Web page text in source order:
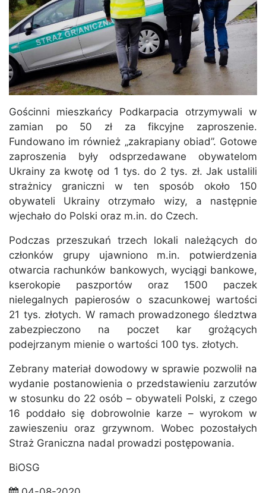
Gościnni mieszkańcy Podkarpacia otrzymywali w
zamian po 50 zł za fikcyjne zaproszenie.
Fundowano im również „zakrapiany obiad”. Gotowe
zaproszenia były odsprzedawane obywatelom
Ukrainy za kwotę od 1 tys. do 2 tys. zł. Jak ustalili
strażnicy graniczni w ten sposób około 150
obywateli Ukrainy otrzymało wizy, a następnie
wjechało do Polski oraz m.in. do Czech.
Podczas przeszukań trzech lokali należących do
członków grupy ujawniono m.in. potwierdzenia
otwarcia rachunków bankowych, wyciągi bankowe,
kserokopie paszportów oraz 1500 paczek
nielegalnych papierosów o szacunkowej wartości
21 tys. złotych. W ramach prowadzonego śledztwa
zabezpieczono na poczet kar grożących
podejrzanym mienie o wartości 100 tys. złotych.
Zebrany materiał dowodowy w sprawie pozwolił na
wydanie postanowienia o przedstawieniu zarzutów
w stosunku do 22 osób – obywateli Polski, z czego
16 poddało się dobrowolnie karze – wyrokom w
zawieszeniu oraz grzywnom. Wobec pozostałych
Straż Graniczna nadal prowadzi postępowania.
BiOSG